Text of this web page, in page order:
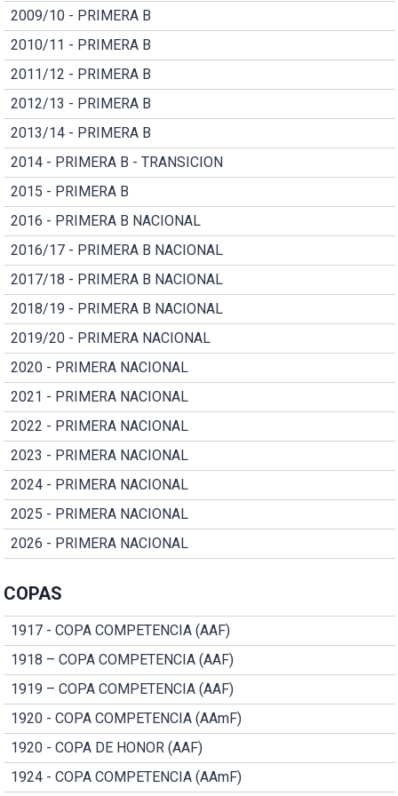
2009/10 - PRIMERA B
2010/11 - PRIMERA B
2011/12 - PRIMERA B
2012/13 - PRIMERA B
2013/14 - PRIMERA B
2014 - PRIMERA B - TRANSICION
2015 - PRIMERA B
2016 - PRIMERA B NACIONAL
2016/17 - PRIMERA B NACIONAL
2017/18 - PRIMERA B NACIONAL
2018/19 - PRIMERA B NACIONAL
2019/20 - PRIMERA NACIONAL
2020 - PRIMERA NACIONAL
2021 - PRIMERA NACIONAL
2022 - PRIMERA NACIONAL
2023 - PRIMERA NACIONAL
2024 - PRIMERA NACIONAL
2025 - PRIMERA NACIONAL
2026 - PRIMERA NACIONAL
COPAS
1917 - COPA COMPETENCIA (AAF)
1918 – COPA COMPETENCIA (AAF)
1919 – COPA COMPETENCIA (AAF)
1920 - COPA COMPETENCIA (AAmF)
1920 - COPA DE HONOR (AAF)
1924 - COPA COMPETENCIA (AAmF)